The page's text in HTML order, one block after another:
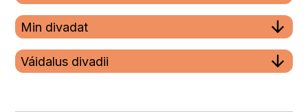
Min divadat
Váidalus divadii